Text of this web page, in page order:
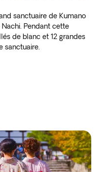
sanctuaire de Kumano
Nachi. Pendant cette
de blanc et 12 grandes
sanctuaire.